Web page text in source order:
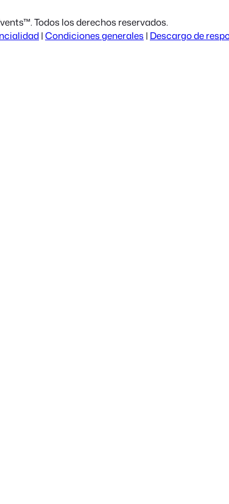
Todos los derechos reservados.
|Condiciones generales | Descargo de